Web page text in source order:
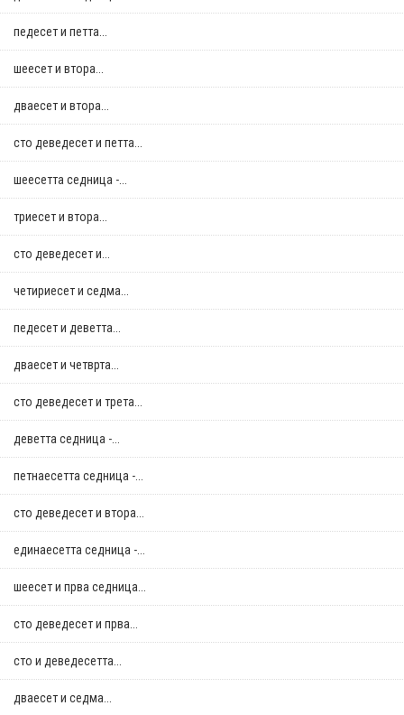
педесет и петта...
шеесет и втора...
дваесет и втора...
сто деведесет и петта...
шеесетта седница -...
триесет и втора...
сто деведесет и...
четириесет и седма...
педесет и деветта...
дваесет и четврта...
сто деведесет и трета...
деветта седница -...
петнаесетта седница -...
сто деведесет и втора...
единаесетта седница -...
шеесет и прва седница...
сто деведесет и прва...
сто и деведесетта...
дваесет и седма...